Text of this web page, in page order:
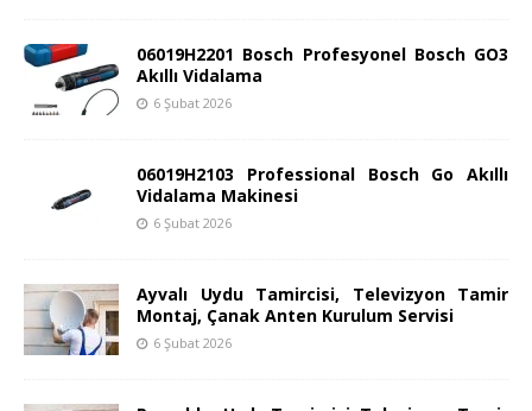
06019H2201 Bosch Profesyonel Bosch GO3
Akıllı Vidalama
6 Şubat 2026
06019H2103 Professional Bosch Go Akıllı
Vidalama Makinesi
6 Şubat 2026
Ayvalı Uydu Tamircisi, Televizyon Tamir
Montaj, Çanak Anten Kurulum Servisi
6 Şubat 2026